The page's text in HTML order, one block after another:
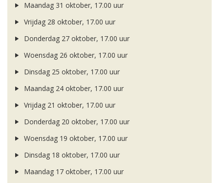
Maandag 31 oktober, 17.00 uur
Vrijdag 28 oktober, 17.00 uur
Donderdag 27 oktober, 17.00 uur
Woensdag 26 oktober, 17.00 uur
Dinsdag 25 oktober, 17.00 uur
Maandag 24 oktober, 17.00 uur
Vrijdag 21 oktober, 17.00 uur
Donderdag 20 oktober, 17.00 uur
Woensdag 19 oktober, 17.00 uur
Dinsdag 18 oktober, 17.00 uur
Maandag 17 oktober, 17.00 uur